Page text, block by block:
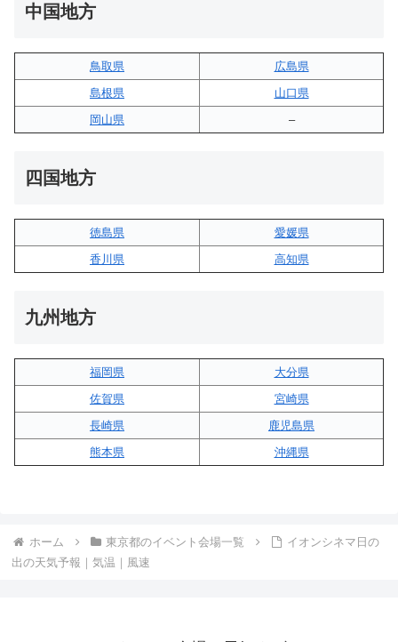
中国地方
鳥取県
広島県
島根県
山口県
岡山県
–
四国地方
徳島県
愛媛県
香川県
高知県
九州地方
福岡県
大分県
佐賀県
宮崎県
長崎県
鹿児島県
熊本県
沖縄県
ホーム 東京都のイベント会場一覧
イオンシネマ日の
出の天気予報｜気温｜風速